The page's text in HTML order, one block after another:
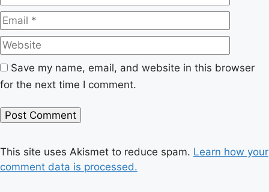
Save my name, email, and website in this browser
for the next time I comment.
This site uses Akismet to reduce spam. Learn how your
comment data is processed.